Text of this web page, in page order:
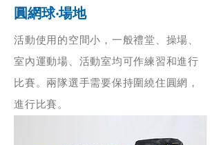
圓網球‧場地
活動使用的空間小，一般禮堂、操場、
室內運動場、活動室均可作練習和進行
比賽。兩隊選手需要保持圍繞住圓網，
進行比賽。